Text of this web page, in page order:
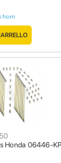
from
Honda 06446-